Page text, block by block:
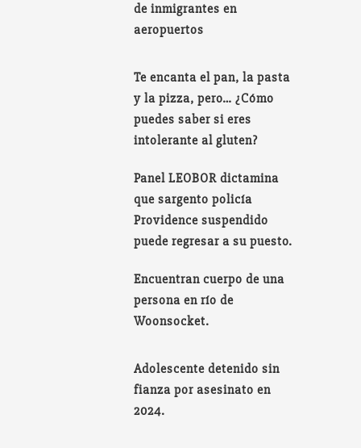
de inmigrantes en
aeropuertos
Te encanta el pan, la pasta
y la pizza, pero… ¿Cómo
puedes saber si eres
intolerante al gluten?
Panel LEOBOR dictamina
que sargento policía
Providence suspendido
puede regresar a su puesto.
Encuentran cuerpo de una
persona en río de
Woonsocket.
Adolescente detenido sin
fianza por asesinato en
2024.